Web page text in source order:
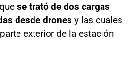
se trató de dos cargas
desde drones y las cuales
exterior de la estación